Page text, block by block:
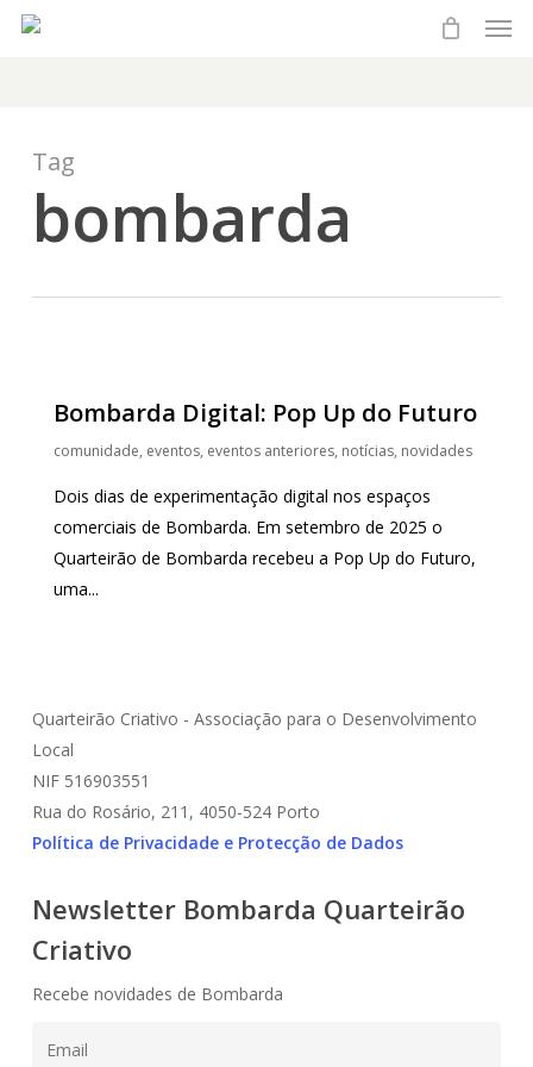
Skip
Tag
bombarda
Bombarda Digital: Pop Up do Futuro
comunidade, eventos, eventos anteriores, notícias, novidades
Dois dias de experimentação digital nos espaços
comerciais de Bombarda. Em setembro de 2025 o
Quarteirão de Bombarda recebeu a Pop Up do Futuro,
uma...
Quarteirão Criativo - Associação para o Desenvolvimento
Local
NIF 516903551
Rua do Rosário, 211, 4050-524 Porto
Política de Privacidade e Protecção de Dados
Newsletter Bombarda Quarteirão
Criativo
Recebe novidades de Bombarda